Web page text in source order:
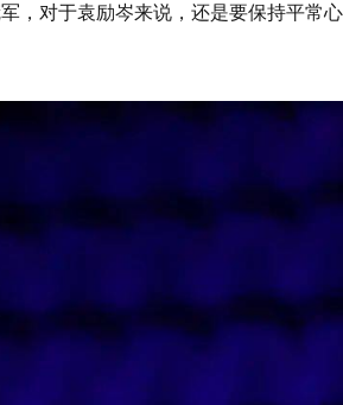
，对于袁励岑来说，还是要保持平常